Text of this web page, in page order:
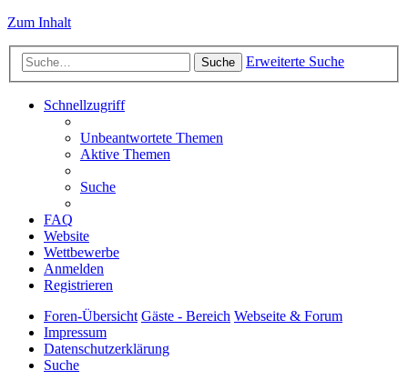
Zum Inhalt
Suche Erweiterte Suche
Schnellzugriff
Unbeantwortete Themen
Aktive Themen
Suche
FAQ
Website
Wettbewerbe
Anmelden
Registrieren
Foren-Übersicht Gäste - Bereich Webseite & Forum
Impressum
Datenschutzerklärung
Suche